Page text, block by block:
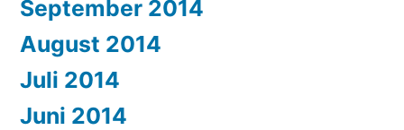
September 2014
August 2014
Juli 2014
Juni 2014